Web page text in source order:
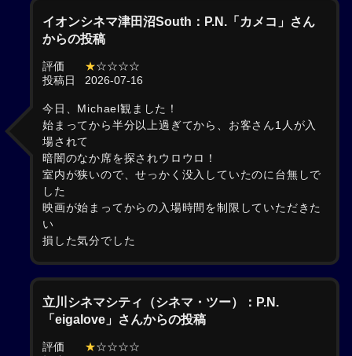
イオンシネマ津田沼South：P.N.「カメコ」さん
からの投稿
評価 ★☆☆☆☆
投稿日
2026-07-16
今日、Michael観ました！
始まってから半分以上過ぎてから、お客さん1人が入
場されて
暗闇のなか席を探されウロウロ！
室内が狭いので、せっかく没入していたのに台無しで
した
映画が始まってからの入場時間を制限していただきた
い
損した気分でした
立川シネマシティ（シネマ・ツー）：P.N.
「eigalove」さんからの投稿
評価 ★☆☆☆☆